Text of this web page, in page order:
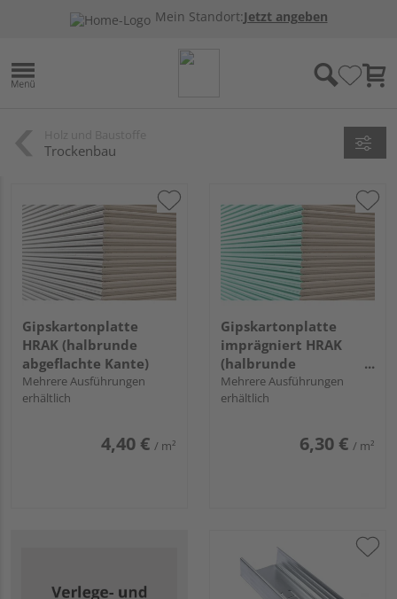
Mein Standort:Jetzt angeben
Trockenbau
Gipskartonplatte
HRAK (halbrunde
abgeflachte Kante)
Mehrere Ausführungen
erhältlich
4,40 € / m²
Gipskartonplatte
imprägniert HRAK
(halbrunde
abgeflachte Kante)
Mehrere Ausführungen
erhältlich
6,30 € / m²